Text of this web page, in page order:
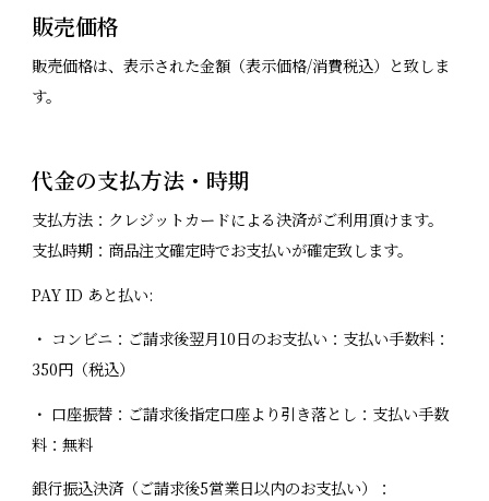
販売価格
販売価格は、表示された金額（表示価格/消費税込）と致しま
す。
代金の支払方法・時期
支払方法：クレジットカードによる決済がご利用頂けます。
支払時期：商品注文確定時でお支払いが確定致します。
PAY ID あと払い:
・ コンビニ：ご請求後翌月10日のお支払い：支払い手数料：
350円（税込）
・ 口座振替：ご請求後指定口座より引き落とし：支払い手数
料：無料
銀行振込決済（ご請求後5営業日以内のお支払い）：